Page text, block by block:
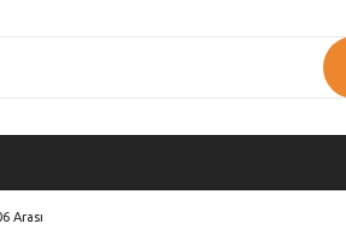
Arası